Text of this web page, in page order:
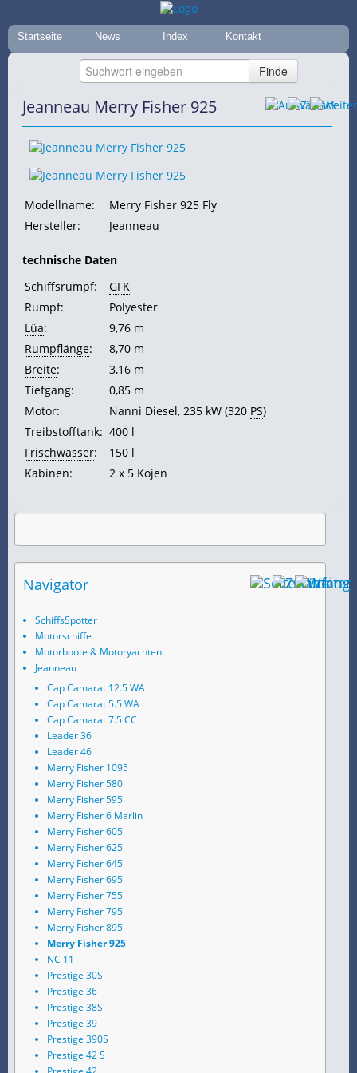
Startseite News Index Kontakt
Jeanneau Merry Fisher 925
Modellname:
Merry Fisher 925 Fly
Hersteller:
Jeanneau
technische Daten
Schiffsrumpf:
GFK
Rumpf:
Polyester
Lüa:
9,76 m
Rumpflänge:
8,70 m
Breite:
3,16 m
Tiefgang:
0,85 m
Motor:
Nanni Diesel, 235 kW (320 PS)
Treibstofftank: 400 l
Frischwasser:
150 l
Kabinen: 2 x 5 Kojen
Navigator
SchiffsSpotter
Motorschiffe
Motorboote & Motoryachten
Jeanneau
Cap Camarat 12.5 WA
Cap Camarat 5.5 WA
Cap Camarat 7.5 CC
Leader 36
Leader 46
Merry Fisher 1095
Merry Fisher 580
Merry Fisher 595
Merry Fisher 6 Marlin
Merry Fisher 605
Merry Fisher 625
Merry Fisher 645
Merry Fisher 695
Merry Fisher 755
Merry Fisher 795
Merry Fisher 895
Merry Fisher 925
NC 11
Prestige 30S
Prestige 36
Prestige 38S
Prestige 39
Prestige 390S
Prestige 42 S